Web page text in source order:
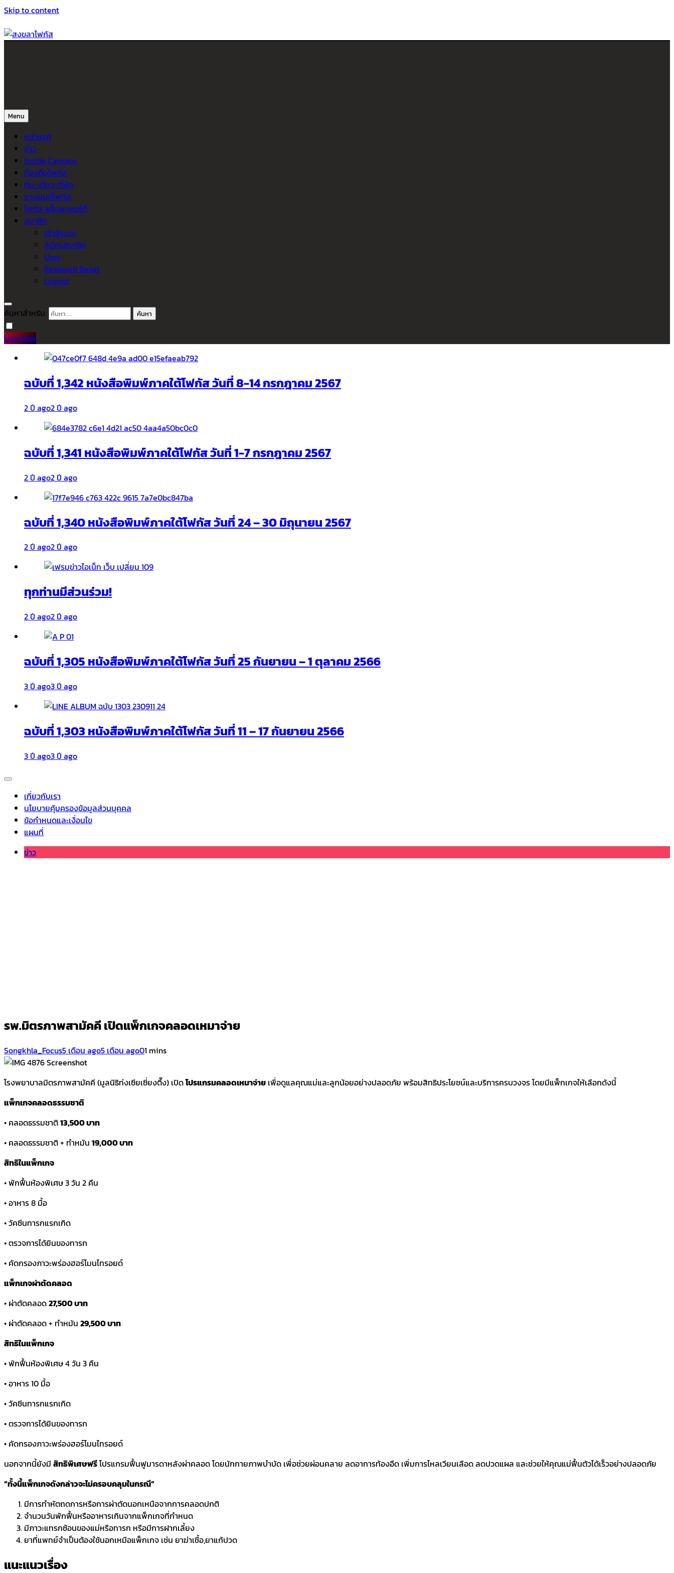
Skip to content
Menu
หน้าแรก
ข่าว
Inside Campus
ท้องถิ่นโฟกัส
กิน-เที่ยว-ที่พัก
ยานยนต์โฟกัส
โฟกัส พร็อพเพอร์ตี้
สมาชิก
เข้าสู่ระบบ
สมัครสมาชิก
User
Password Reset
Logout
ค้นหาสำหรับ:
Live Now
ฉบับที่ 1,342 หนังสือพิมพ์ภาคใต้โฟกัส วันที่ 8-14 กรกฎาคม 2567
2 ปี ago2 ปี ago
ฉบับที่ 1,341 หนังสือพิมพ์ภาคใต้โฟกัส วันที่ 1-7 กรกฎาคม 2567
2 ปี ago2 ปี ago
ฉบับที่ 1,340 หนังสือพิมพ์ภาคใต้โฟกัส วันที่ 24 – 30 มิถุนายน 2567
2 ปี ago2 ปี ago
ทุกท่านมีส่วนร่วม!
2 ปี ago2 ปี ago
ฉบับที่ 1,305 หนังสือพิมพ์ภาคใต้โฟกัส วันที่ 25 กันยายน – 1 ตุลาคม 2566
3 ปี ago3 ปี ago
ฉบับที่ 1,303 หนังสือพิมพ์ภาคใต้โฟกัส วันที่ 11 – 17 กันยายน 2566
3 ปี ago3 ปี ago
เกี่ยวกับเรา
นโยบายคุ้มครองข้อมูลส่วนบุคคล
ข้อกำหนดและเงื่อนไข
แผนที่
ข่าว
รพ.มิตรภาพสามัคคี เปิดแพ็กเกจคลอดเหมาจ่าย
Songkhla_Focus5 เดือน ago5 เดือน ago01 mins
Screenshot
โรงพยาบาลมิตรภาพสามัคคี (มูลนิธิท่งเซียเซี่ยงตึ๊ง) เปิดโปรแกรมคลอดเหมาจ่าย เพื่อดูแลคุณแม่และลูกน้อยอย่างปลอดภัย พร้อมสิทธิประโยชน์และบริการครบวงจร โดยมีแพ็กเกจให้เลือกดังนี้
แพ็กเกจคลอดธรรมชาติ
• คลอดธรรมชาติ13,500 บาท
• คลอดธรรมชาติ + ทำหมัน 19,000 บาท
สิทธิในแพ็กเกจ
• พักฟื้นห้องพิเศษ 3 วัน 2 คืน
• อาหาร 8 มื้อ
• วัคซีนทารกแรกเกิด
• ตรวจการได้ยินของทารก
• คัดกรองภาวะพร่องฮอร์โมนไทรอยด์
แพ็กเกจผ่าตัดคลอด
• ผ่าตัดคลอด27,500 บาท
• ผ่าตัดคลอด + ทำหมัน 29,500 บาท
สิทธิในแพ็กเกจ
• พักฟื้นห้องพิเศษ 4 วัน 3 คืน
• อาหาร 10 มื้อ
• วัคซีนทารกแรกเกิด
• ตรวจการได้ยินของทารก
• คัดกรองภาวะพร่องฮอร์โมนไทรอยด์
นอกจากนี้ยังมี สิทธิพิเศษฟรีโปรแกรมฟื้นฟูมารดาหลังผ่าคลอด โดยนักกายภาพบำบัด เพื่อช่วยผ่อนคลาย ลดอาการท้องอืด เพิ่มการไหลเวียนเลือด ลดปวดแผล และช่วยให้คุณแม่ฟื้นตัวได้เร็วอย่างปลอดภัย
“ทั้งนี้แพ็กเกจดังกล่าวจะไม่ครอบคลุมในกรณี”
มีการทำหัตถดการหรือการผ่าตัดนอกเหนือจากการคลอดปกติ
จำนวนวันพักฟื้นหรืออาหารเกินจากแพ็กเกจที่กำหนด
มีภาวะแทรกซ้อนของแม่หรือทารก หรือมีการฝากเลี้ยง
ยาที่แพทย์จำเป็นต้องใช้นอกเหมือแพ็กเกจ เช่น ยาฆ่าเชื้อ,ยาแก้ปวด
แนะแนวเรื่อง